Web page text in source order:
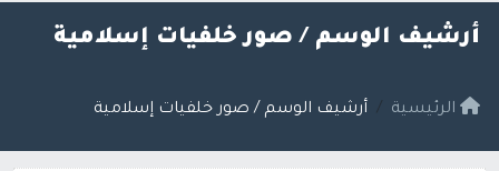
أرشيف الوسم / صور خلفيات إسلامية
الرئيسية أرشيف الوسم / صور خلفيات إسلامية